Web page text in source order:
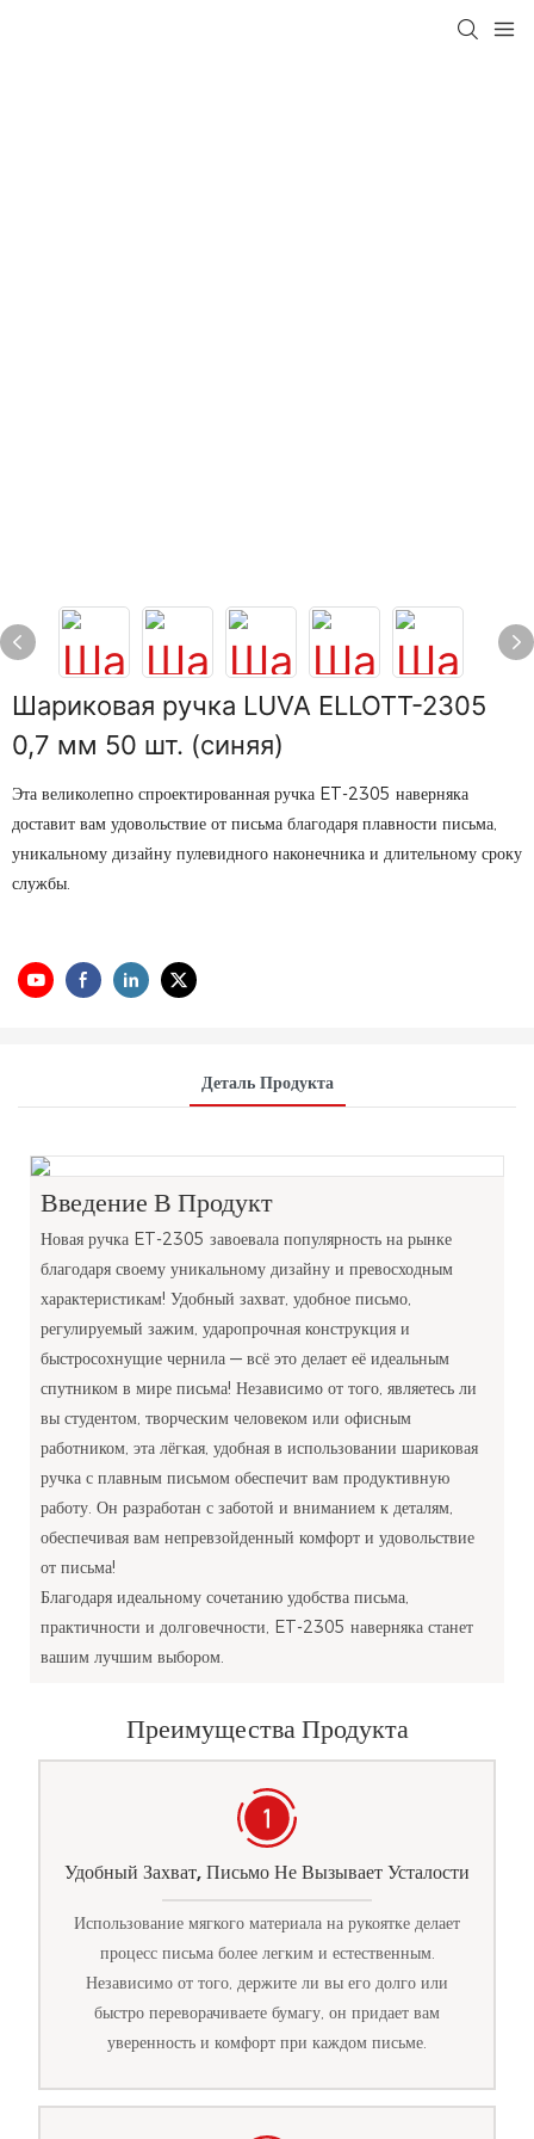
Шариковая ручка LUVA ELLOTT-2305
0,7 мм 50 шт. (синяя)
Эта великолепно спроектированная ручка ET-2305 наверняка
доставит вам удовольствие от письма благодаря плавности письма,
уникальному дизайну пулевидного наконечника и длительному сроку
службы.
Деталь Продукта
Введение В Продукт
Новая ручка ET-2305 завоевала популярность на рынке
благодаря своему уникальному дизайну и превосходным
характеристикам! Удобный захват, удобное письмо,
регулируемый зажим, ударопрочная конструкция и
быстросохнущие чернила — всё это делает её идеальным
спутником в мире письма! Независимо от того, являетесь ли
вы студентом, творческим человеком или офисным
работником, эта лёгкая, удобная в использовании шариковая
ручка с плавным письмом обеспечит вам продуктивную
работу. Он разработан с заботой и вниманием к деталям,
обеспечивая вам непревзойденный комфорт и удовольствие
от письма!
Благодаря идеальному сочетанию удобства письма,
практичности и долговечности, ET-2305 наверняка станет
вашим лучшим выбором.
Преимущества Продукта
Удобный Захват, Письмо Не Вызывает Усталости
Использование мягкого материала на рукоятке делает
процесс письма более легким и естественным.
Независимо от того, держите ли вы его долго или
быстро переворачиваете бумагу, он придает вам
уверенность и комфорт при каждом письме.